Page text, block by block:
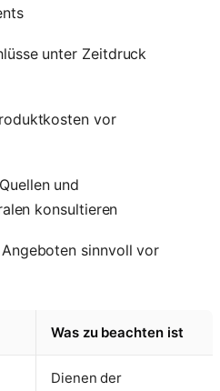
unter Zeitdruck
vor
und
konsultieren
sinnvoll vor
Was zu beachten ist
Dienen der